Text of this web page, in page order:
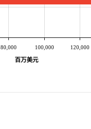
80,000 100,000 120,000
百万美元